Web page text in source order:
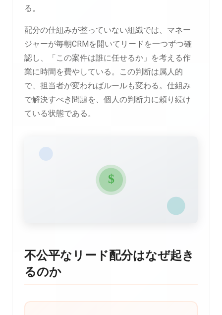
る。
配分の仕組みが整っていない組織では、マネー
ジャーが毎朝CRMを開いてリードを一つずつ確
認し、「この案件は誰に任せるか」を考える作
業に時間を費やしている。この判断は属人的
で、担当者が変わればルールも変わる。仕組み
で解決すべき問題を、個人の判断力に頼り続け
ている状態である。
不公平なリード配分はなぜ起き
るのか